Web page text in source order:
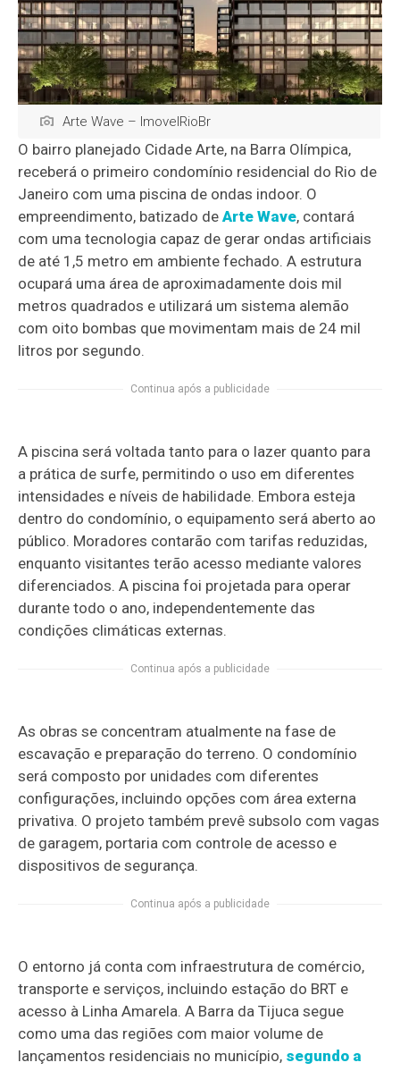
Arte Wave – ImovelRioBr
O bairro planejado Cidade Arte, na Barra Olímpica,
receberá o primeiro condomínio residencial do Rio de
Janeiro com uma piscina de ondas indoor. O
empreendimento, batizado deArte Wave, contará
com uma tecnologia capaz de gerar ondas artificiais
de até 1,5 metro em ambiente fechado. A estrutura
ocupará uma área de aproximadamente dois mil
metros quadrados e utilizará um sistema alemão
com oito bombas que movimentam mais de 24 mil
litros por segundo.
Continua após a publicidade
A piscina será voltada tanto para o lazer quanto para
a prática de surfe, permitindo o uso em diferentes
intensidades e níveis de habilidade. Embora esteja
dentro do condomínio, o equipamento será aberto ao
público. Moradores contarão com tarifas reduzidas,
enquanto visitantes terão acesso mediante valores
diferenciados. A piscina foi projetada para operar
durante todo o ano, independentemente das
condições climáticas externas.
Continua após a publicidade
As obras se concentram atualmente na fase de
escavação e preparação do terreno. O condomínio
será composto por unidades com diferentes
configurações, incluindo opções com área externa
privativa. O projeto também prevê subsolo com vagas
de garagem, portaria com controle de acesso e
dispositivos de segurança.
Continua após a publicidade
O entorno já conta com infraestrutura de comércio,
transporte e serviços, incluindo estação do BRT e
acesso à Linha Amarela. A Barra da Tijuca segue
como uma das regiões com maior volume de
lançamentos residenciais no município, segundo a